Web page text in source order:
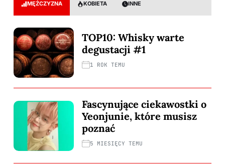
MĘŻCZYZNA KOBIETA INNE
TOP10: Whisky warte
degustacji #1
1 ROK TEMU
Fascynujące ciekawostki o
Yeonjunie, które musisz
poznać
5 MIESIĘCY TEMU